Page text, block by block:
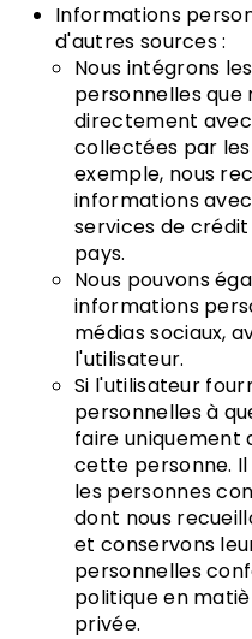
Informations
d'autres sources :
Nous intégrons
personnelles que
directement
collectées par
exemple, nous
informations
services de
pays.
Nous pouvons
informations
médias sociaux,
l'utilisateur.
Si l'utilisateur
personnelles à
faire uniquement
cette personne.
les personnes
dont nous
et conservons
personnelles
politique en
privée.